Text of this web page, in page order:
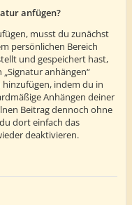
anfügen?
musst du zunächst
persönlichen Bereich
und gespeichert hast,
anhängen“
indem du in
Anhängen deiner
Beitrag dennoch ohne
dort einfach das
deaktivieren.